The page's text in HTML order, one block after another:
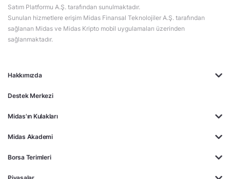
Hakkımızda
Destek Merkezi
Midas'ın Kulakları
Midas Akademi
Borsa Terimleri
Satım Platformu A.Ş. tarafından sunulmaktadır.
Sunulan hizmetlere erişim Midas Finansal Teknolojiler A.Ş. tarafından
sağlanan Midas ve Midas Kripto mobil uygulamaları üzerinden
sağlanmaktadır.